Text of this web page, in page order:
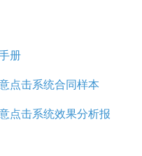
速入门
册
点击系统合同样本
点击系统效果分析报